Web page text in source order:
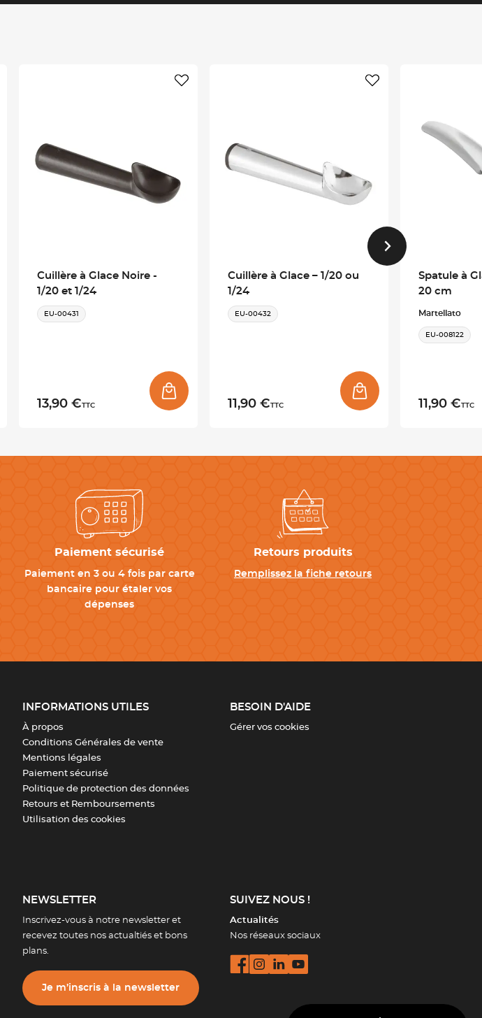
Cuillère à Glace Noire -
1/20 et 1/24
EU-00431
13,90 €TTC
Cuillère à Glace – 1/20 ou
1/24
EU-00432
11,90 €TTC
Spatule à
20 cm
Martellato
EU-008122
11,90 €TTC
Paiement sécurisé
Paiement en 3 ou 4 fois par carte
bancaire pour étaler vos
dépenses
Retours produits
Remplissez la fiche retours
INFORMATIONS UTILES
À propos
Conditions Générales de vente
Mentions légales
Paiement sécurisé
Politique de protection des données
Retours et Remboursements
Utilisation des cookies
BESOIN D'AIDE
Gérer vos cookies
NEWSLETTER
Inscrivez-vous à notre newsletter et
recevez toutes nos actualtiés et bons
plans.
Je m’inscris à la newsletter
SUIVEZ NOUS !
Actualités
Nos réseaux sociaux